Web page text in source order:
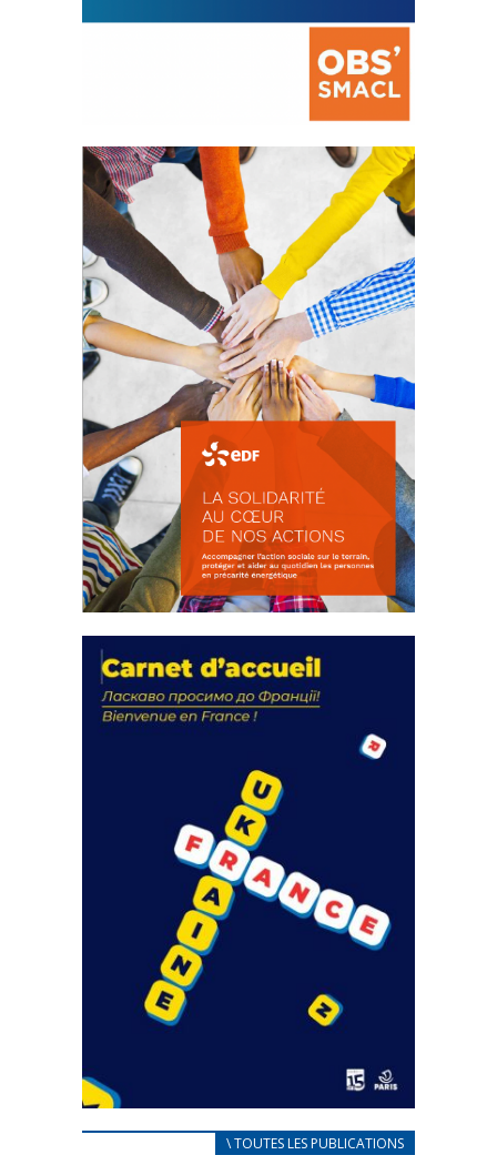
La prévention des conflits
d’intérêts
18 septembre 2023
FEUILLETER
actions
18 septembre 2023
FEUILLETER
CARNET D’ACCUEIL\ TOUTES LES PUBLICATIONS